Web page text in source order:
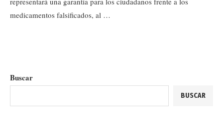
medicamentos falsificados, al …
Buscar
BUSCAR